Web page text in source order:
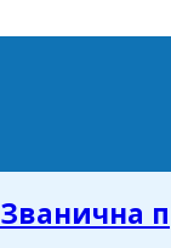
Званична